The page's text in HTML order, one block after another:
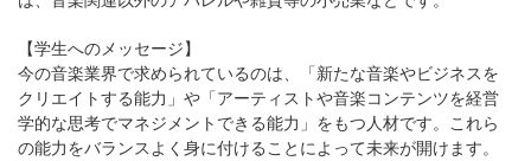
【学生へのメッセージ】
今の音楽業界で求められているのは、「新たな音楽やビジネスを
クリエイトする能力」や「アーティストや音楽コンテンツを経営
学的な思考でマネジメントできる能力」をもつ人材です。これら
の能力をバランスよく身に付けることによって未来が開けます。